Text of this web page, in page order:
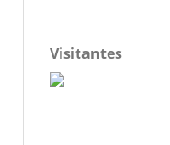
Visitantes